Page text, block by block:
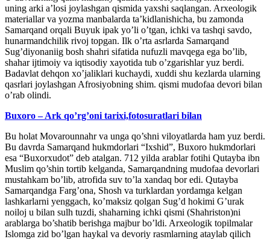
uning arki a’losi joylashgan qismida yaxshi saqlangan. Arxeologik
materiallar va yozma manbalarda ta’kidlanishicha, bu zamonda
Samarqand orqali Buyuk ipak yo’li o’tgan, ichki va tashqi savdo,
hunarmandchilik rivoj topgan. Ilk o’rta asrlarda Samarqand
Sug’diyonaniig bosh shahri sifatida nufuzli mavqega ega bo’lib,
shahar ijtimoiy va iqtisodiy xayotida tub o’zgarishlar yuz berdi.
Badavlat dehqon xo’jaliklari kuchaydi, xuddi shu kezlarda ularning
qasrlari joylashgan Afrosiyobning shim. qismi mudofaa devori bilan
o’rab olindi.
Buxoro – Ark qo’rg’oni tarixi,fotosuratlari bilan
Bu holat Movarounnahr va unga qo’shni viloyatlarda ham yuz berdi.
Bu davrda Samarqand hukmdorlari “Ixshid”, Buxoro hukmdorlari
esa “Buxorxudot” deb atalgan. 712 yilda arablar fotihi Qutayba ibn
Muslim qo’shin tortib kelganda, Samarqandning mudofaa devorlari
mustahkam bo’lib, atrofida suv to’la xandaq bor edi. Qutayba
Samarqandga Farg’ona, Shosh va turklardan yordamga kelgan
lashkarlarni yenggach, ko’maksiz qolgan Sug’d hokimi G’urak
noiloj u bilan sulh tuzdi, shaharning ichki qismi (Shahriston)ni
arablarga bo’shatib berishga majbur bo’ldi. Arxeologik topilmalar
Islomga zid bo’lgan haykal va devoriy rasmlarning ataylab qilich